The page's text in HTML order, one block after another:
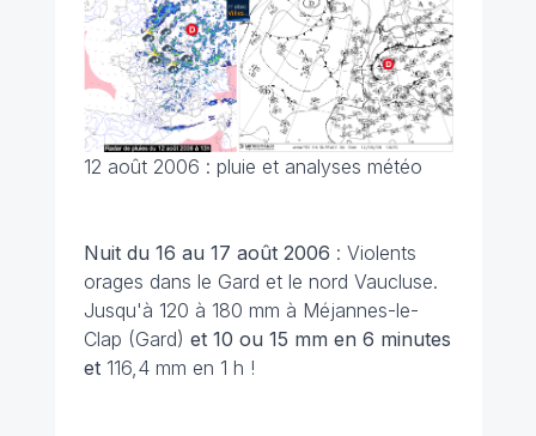
12 août 2006 : pluie et analyses météo
Nuit du 16 au 17 août 2006 : Violents
orages dans le Gard et le nord Vaucluse.
Jusqu'à 120 à 180 mm à Méjannes-le-
Clap (Gard) et 10 ou 15 mm en 6 minutes
et 116,4 mm en 1 h !